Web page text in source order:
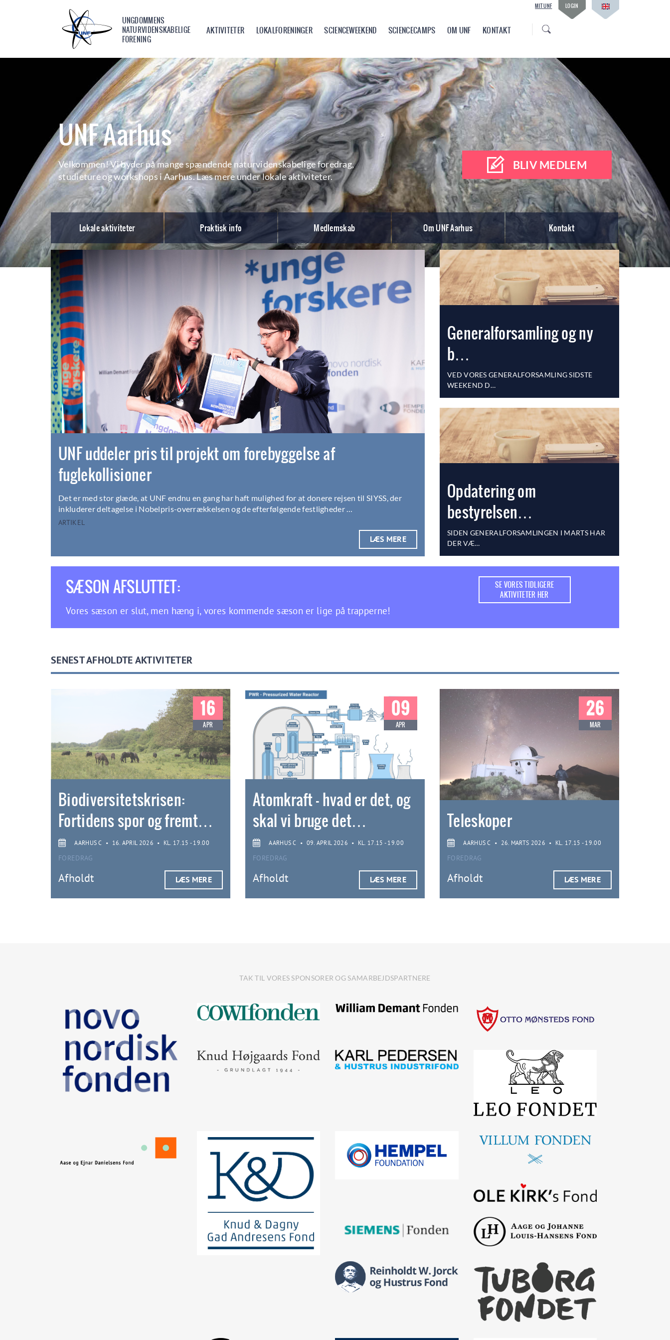
UNGDOMMENS
NATURVIDENSKABELIGE
FORENING
AKTIVITETER LOKALFORENINGER SCIENCEWEEKEND SCIENCECAMPS OM UNF KONTAKT
MIT UNF LOGIN
UNF Aarhus
Velkommen! Vi byder på mange spændende naturvidenskabelige foredrag,
studieture og workshops i Aarhus. Læs mere under lokale aktiviteter.
BLIV MEDLEM
Lokale aktiviteter Praktisk info Medlemskab Om UNF Aarhus Kontakt
UNF uddeler pris til projekt om forebyggelse af
fuglekollisioner
Det er med stor glæde, at UNF endnu en gang har haft mulighed for at donere rejsen til SIYSS, der
inkluderer deltagelse i Nobelpris-overrækkelsen og de efterfølgende festligheder …
ARTIKEL
LÆS MERE
Generalforsamling og ny
b…
VED VORES GENERALFORSAMLING SIDSTE
WEEKEND D…
Opdatering om
bestyrelsen…
SIDEN GENERALFORSAMLINGEN I MARTS HAR
DER VÆ…
SÆSON AFSLUTTET:
Vores sæson er slut, men hæng i, vores kommende sæson er lige på trapperne!
SE VORES TIDLIGERE
AKTIVITETER HER
SENEST AFHOLDTE AKTIVITETER
16
APR
Biodiversitetskrisen:
Fortidens spor og fremt…
AARHUS C • 16. APRIL 2026 • KL. 17.15 - 19.00
FOREDRAG
Afholdt LÆS MERE
09
APR
Atomkraft - hvad er det, og
skal vi bruge det…
AARHUS C • 09. APRIL 2026 • KL. 17.15 - 19.00
FOREDRAG
Afholdt LÆS MERE
26
MAR
Teleskoper
AARHUS C • 26. MARTS 2026 • KL. 17.15 - 19.00
FOREDRAG
Afholdt LÆS MERE
TAK TIL VORES SPONSORER OG SAMARBEJDSPARTNERE